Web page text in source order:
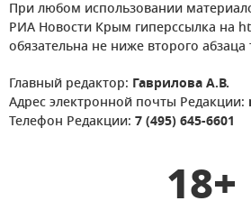
При любом использовании
РИА Новости Крым гиперссылка на
обязательна не ниже второго абзаца
Главный редактор: Гаврилова А.В.
Адрес электронной почты Редакции:
Телефон Редакции: 7 (495) 645-6601